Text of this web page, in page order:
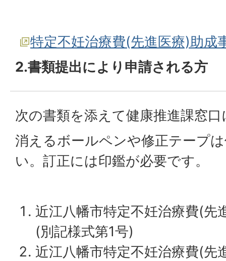
特定不妊治療費(先進医療)助成
2.書類提出により申請される方
次の書類を添えて健康推進課窓
消えるボールペンや修正テープ
い。訂正には印鑑が必要です。
近江八幡市特定不妊治療費(先
(別記様式第1号)
近江八幡市特定不妊治療費(先